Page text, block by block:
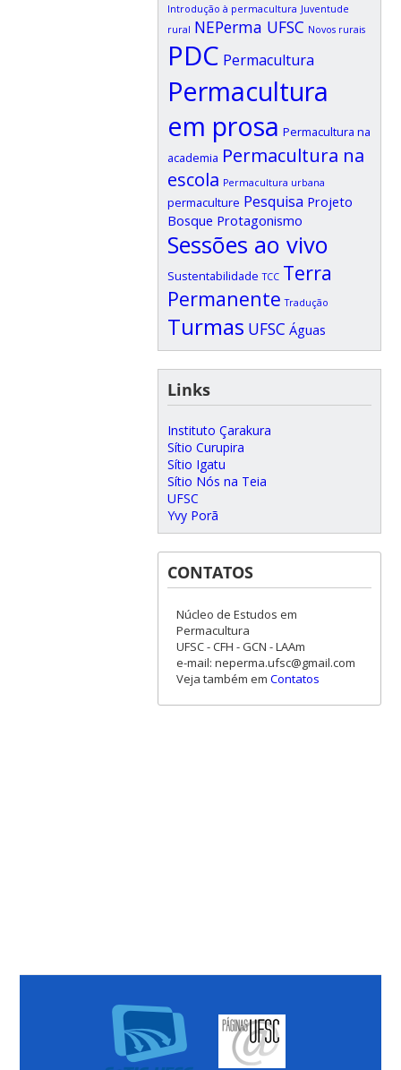
Introdução à permacultura Juventude
rural NEPerma UFSC Novos rurais
PDC Permacultura
Permacultura
em prosa Permacultura na
academia Permacultura na
escola Permacultura urbana
permaculture Pesquisa Projeto
Bosque Protagonismo
Sessões ao vivo
Sustentabilidade TCC Terra
Permanente Tradução
Turmas UFSC Águas
Links
Instituto Çarakura
Sítio Curupira
Sítio Igatu
Sítio Nós na Teia
UFSC
Yvy Porã
CONTATOS
Núcleo de Estudos em
Permacultura
UFSC - CFH - GCN - LAAm
e-mail: neperma.ufsc@gmail.com
Veja também em Contatos